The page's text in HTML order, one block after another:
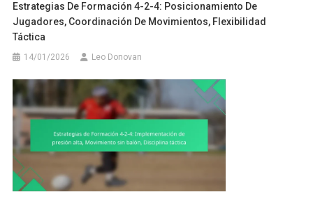
Estrategias De Formación 4-2-4: Posicionamiento De
Jugadores, Coordinación De Movimientos, Flexibilidad
Táctica
14/01/2026 Leo Donovan